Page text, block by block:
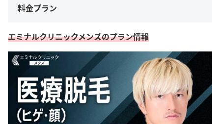
料金プラン
エミナルクリニックメンズのプラン情報